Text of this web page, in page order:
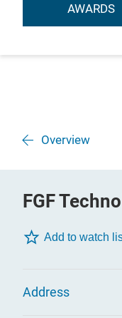
AWARDS
Overview
FGF
Add to watch
Address